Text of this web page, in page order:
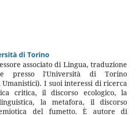
di Torino
associato di Lingua, traduzione
presso l'Università di Torino
I suoi interessi di ricerca
critica, il discorso ecologico, la
la metafora, il discorso
del fumetto. È autore di